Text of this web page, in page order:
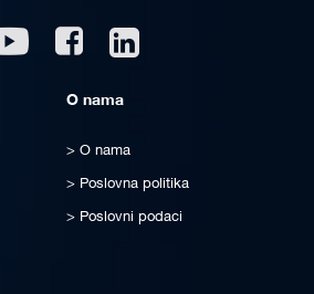
Facebook
O nama
O nama
Poslovna politika
Poslovni podaci